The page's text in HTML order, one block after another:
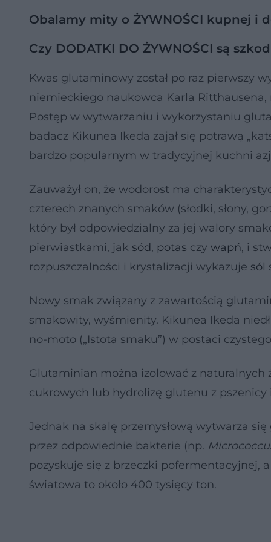
Obalamy mity o ŻYWNOŚCI kupnej i
Czy DODATKI DO ŻYWNOŚCI są
Kwas glutaminowy został po raz pierwszy
niemieckiego naukowca Karla Ritthausena,
Postęp w wytwarzaniu i wykorzystaniu
badacz Kikunea Ikeda zajął się potrawą
bardzo popularnym w tradycyjnej kuchni
Zauważył on, że wodorost ma
czterech znanych smaków (słodki, słony,
który był odpowiedzialny za jej walory
pierwiastkami, jak sód, potas czy wapń, i
rozpuszczalności i krystalizacji wykazuje sól
Nowy smak związany z zawartością
smakowity, wyśmienity. Kikunea Ikeda
no-moto („Istota smaku”) w postaci
Glutaminian można izolować z naturalnych
cukrowych lub hydrolizę glutenu z pszenicy i
Jednak na skalę przemysłową wytwarza
przez odpowiednie bakterie (np.
pozyskuje się z brzeczki pofermentacyjnej,
światowa to około 400 tysięcy ton.